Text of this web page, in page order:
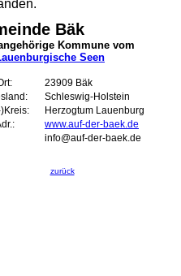
Bäk
Kommune vom
Seen
23909 Bäk
Schleswig-Holstein
Herzogtum Lauenburg
www.auf-der-baek.de
info@auf-der-baek.de
zurück